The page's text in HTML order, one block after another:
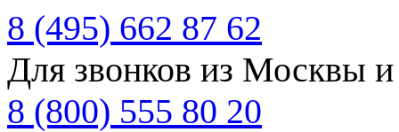
8 (495) 662 87 62
Для звонков из Москвы
8 (800) 555 80 20